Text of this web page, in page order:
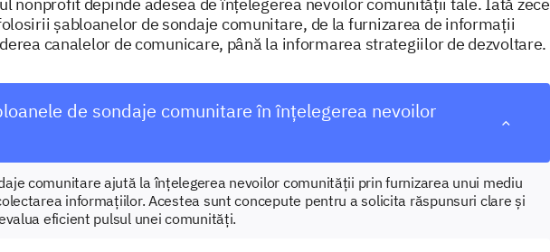
șabloanelor de sondaje comunitare, de la furnizarea de informații
canalelor de comunicare, până la informarea strategiilor de dezvoltare.
de sondaje comunitare în înțelegerea nevoilor
comunitare ajută la înțelegerea nevoilor comunității prin furnizarea unui mediu
informațiilor. Acestea sunt concepute pentru a solicita răspunsuri clare și
eficient pulsul unei comunități.